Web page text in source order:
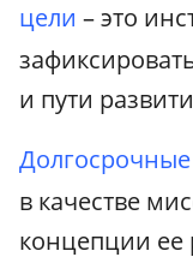
цели – это
и пути
в качестве
концепции ее